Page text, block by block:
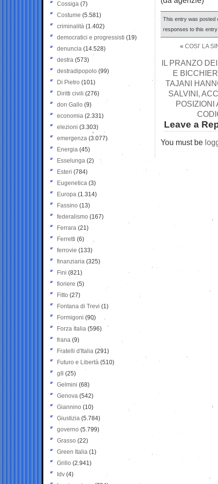
This entry was posted
responses to this
« COSI’ LA
IL PRANZO
E
TAJANI
SALVINI,
POSIZIONI
Leave a
You must be
Cossiga (7)
Costume (5.581)
criminalità (1.402)
democratici e progressisti (19)
denuncia (14.528)
destra (573)
destradipopolo (99)
Di Pietro (101)
Diritti civili (276)
don Gallo (9)
economia (2.331)
elezioni (3.303)
emergenza (3.077)
Energia (45)
Esselunga (2)
Esteri (784)
Eugenetica (3)
Europa (1.314)
Fassino (13)
federalismo (167)
Ferrara (21)
Ferretti (6)
ferrovie (133)
finanziaria (325)
Fini (821)
fioriere (5)
Fitto (27)
Fontana di Trevi (1)
Formigoni (90)
Forza Italia (596)
frana (9)
Fratelli d'Italia (291)
Futuro e Libertà (510)
g8 (25)
Gelmini (68)
Genova (542)
Giannino (10)
Giustizia (5.784)
governo (5.799)
Grasso (22)
Green Italia (1)
Grillo (2.941)
Idv (4)